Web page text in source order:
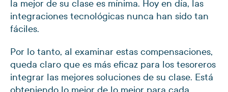
la mejor de su clase es mínima. Hoy en día, las
integraciones tecnológicas nunca han sido tan
fáciles.
Por lo tanto, al examinar estas compensaciones,
queda claro que es más eficaz para los tesoreros
integrar las mejores soluciones de su clase. Está
obteniendo lo mejor de lo mejor para cada